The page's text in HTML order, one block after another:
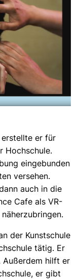
er für
Hochschule.
eingebunden
versehen.
auch in die
Cafe als VR-
der Kunstschule
tätig. Er
Außerdem hilft er
er gibt